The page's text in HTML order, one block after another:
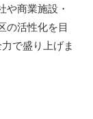
や商業施設・
の活性化を目
で盛り上げま